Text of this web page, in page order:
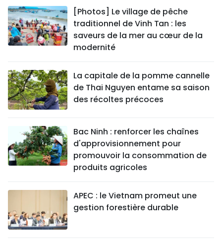
[Photos] Le village de pêche
traditionnel de Vinh Tan : les
saveurs de la mer au cœur de la
modernité
La capitale de la pomme cannelle
de Thai Nguyen entame sa saison
des récoltes précoces
Bac Ninh : renforcer les chaînes
d'approvisionnement pour
promouvoir la consommation de
produits agricoles
APEC : le Vietnam promeut une
gestion forestière durable